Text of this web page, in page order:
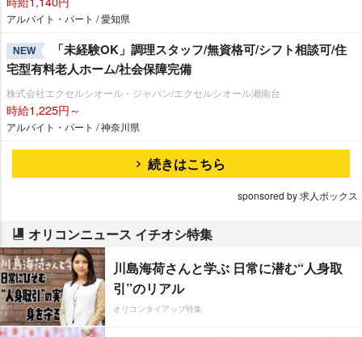
アルバイト・パート / 愛知県
NEW
「未経験OK」調理スタッフ/無資格可/シフト相談可/住
宅型有料老人ホーム/社会保障完備
株式会社エクセルシオール・ジャパン/エクセルシオール湘南台
時給1,225円～
アルバイト・パート / 神奈川県
続きはこちら
sponsored by 求人ボックス
オリコンニュース イチオシ特集
川島海荷さんと学ぶ 日常に潜む“人身取
引”のリアル
オリコンタイアップ特集